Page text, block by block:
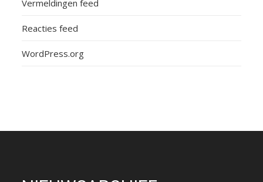
Vermeldingen feed
Reacties feed
WordPress.org